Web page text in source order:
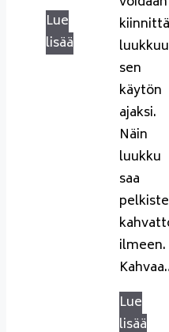
Lue
lisää
sen
käytön
ajaksi.
Näin
luukku
saa
ilmeen.
Lue
lisää